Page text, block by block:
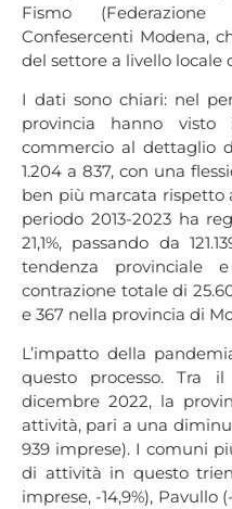
Fismo
Confesercenti Modena,
del settore a livello locale
I dati sono chiari: nel
provincia hanno
commercio al dettaglio
1.204 a 837, con una
ben più marcata rispetto
periodo 2013-2023 ha
21,1%, passando da
tendenza provinciale
contrazione totale di
e 367 nella provincia di
L’impatto della
questo processo. Tra
dicembre 2022, la
attività, pari a una
939 imprese). I comuni
di attività in questo
imprese, -14,9%), Pavullo